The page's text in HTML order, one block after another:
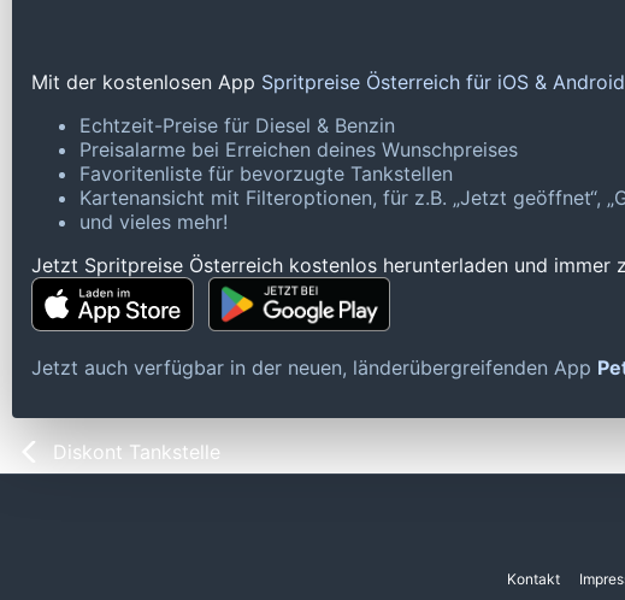
Mit der kostenlosen App Spritpreise Österreich für iOS & Android
Echtzeit-Preise für Diesel & Benzin
Preisalarme bei Erreichen deines Wunschpreises
Favoritenliste für bevorzugte Tankstellen
Kartenansicht mit Filteroptionen, für z.B. „Jetzt geöffnet“,
und vieles mehr!
Jetzt Spritpreise Österreich kostenlos herunterladen und immer
Jetzt auch verfügbar in der neuen, länderübergreifenden App
Diskont Tankstelle
Kontakt